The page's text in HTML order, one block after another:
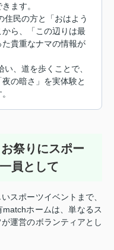
ます。
住民の方と「おはよう
ら、「この辺りは最
貴重なナマの情報が
、道を歩くことで、
の暗さ」を実体験と
祭りにスポー
員として
スポーツイベントまで、
ホームは、単なるス
運営のボランティアとし